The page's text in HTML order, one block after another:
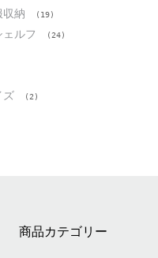
収納 (19)
ルフ (24)
ズ (2)
商品カテゴリー